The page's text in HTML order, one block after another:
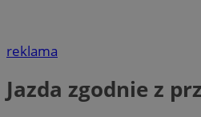
reklama
Jazda zgodnie z